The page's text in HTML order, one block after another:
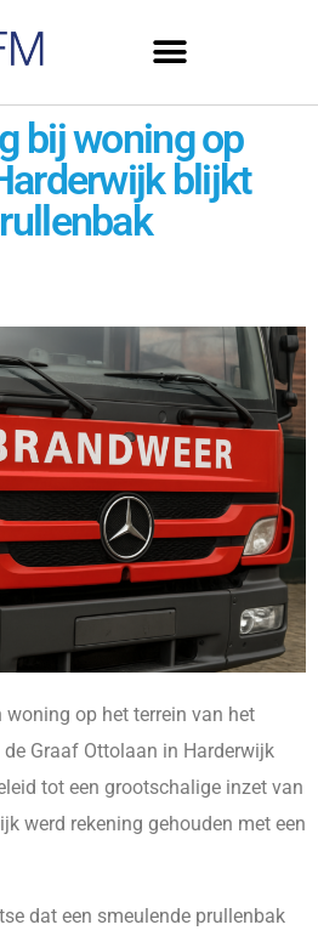
bij woning op
blijkt
woning op het terrein van het
Graaf Ottolaan in Harderwijk
tot een grootschalige inzet van
werd rekening gehouden met een
dat een smeulende prullenbak